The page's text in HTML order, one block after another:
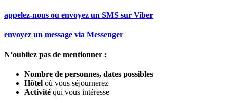
appelez-nous ou envoyez un SMS sur Viber
envoyez un message via Messenger
N’oubliez pas de mentionner :
Nombre de personnes, dates possibles
Hôtel où vous séjournerez
Activité qui vous intéresse